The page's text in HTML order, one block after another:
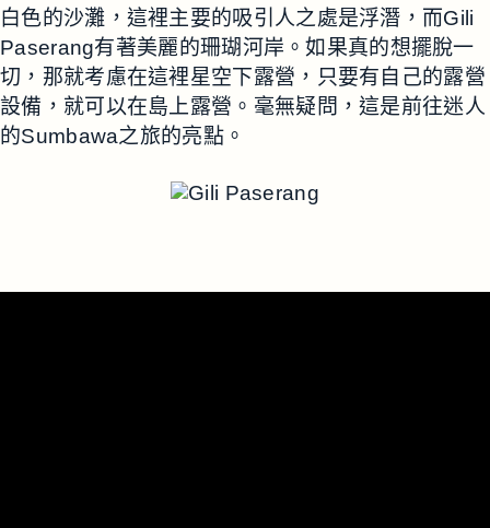
白色的沙灘，這裡主要的吸引人之處是浮潛，而Gili
Paserang有著美麗的珊瑚河岸。如果真的想擺脫一
切，那就考慮在這裡星空下露營，只要有自己的露營
設備，就可以在島上露營。毫無疑問，這是前往迷人
的Sumbawa之旅的亮點。